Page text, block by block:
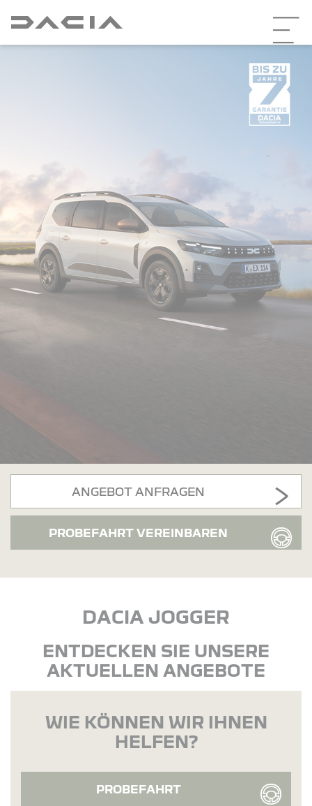
ANGEBOT ANFRAGEN
PROBEFAHRT VEREINBAREN
DACIA JOGGER
ENTDECKEN SIE UNSERE
AKTUELLEN ANGEBOTE
WIE KÖNNEN WIR IHNEN
HELFEN?
PROBEFAHRT